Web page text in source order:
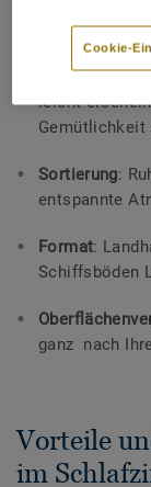
Darauf sollten
Holzart: Helle
leicht
Gemütlichkeit
Sortierung:
entspannte
Format:
Schiffsböden
ganz nach
Vorteile
im
Cookie-